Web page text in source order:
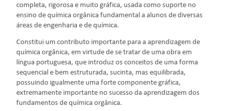
completa, rigorosa e muito gráfica, usada como suporte no
ensino de química orgânica fundamental a alunos de diversas
áreas de engenharia e de química.
Constitui um contributo importante para a aprendizagem de
química orgânica, em virtude de se tratar de uma obra em
língua portuguesa, que introduz os conceitos de uma forma
sequencial e bem estruturada, sucinta, mas equilibrada,
possuindo igualmente uma forte componente gráfica,
extremamente importante no sucesso da aprendizagem dos
fundamentos de química orgânica.